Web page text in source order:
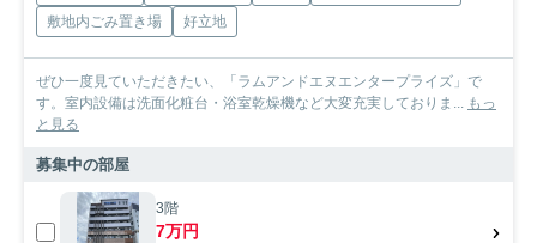
敷地内ごみ置き場
好立地
ぜひ一度見ていただきたい、「ラムアンドエヌエンタープライズ」で
す。室内設備は洗面化粧台・浴室乾燥機など大変充実しておりま...
もっ
と見る
募集中の部屋
3階
7万円